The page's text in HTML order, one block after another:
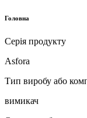
Головна
Серія продукту
Asfora
Тип виробу або
вимикач